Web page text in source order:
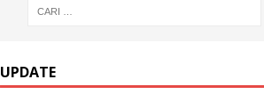
UPDATE